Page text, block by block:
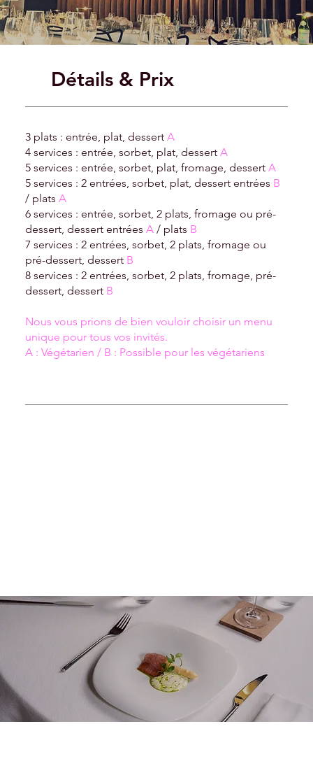
Détails & Prix
3 plats : entrée, plat, dessert A
4 services : entrée, sorbet, plat, dessert A
5 services : entrée, sorbet, plat, fromage, dessert A
5 services : 2 entrées, sorbet, plat, dessert entrées B
/ plats A
6 services : entrée, sorbet, 2 plats, fromage ou pré-
dessert, dessert entrées A/ plats B
7 services : 2 entrées, sorbet, 2 plats, fromage ou
pré-dessert, dessert B
8 services : 2 entrées, sorbet, 2 plats, fromage, pré-
dessert, dessert B
Nous vous prions de bien vouloir choisir un menu
unique pour tous vos invités.
A : Végétarien / B : Possible pour les végétariens